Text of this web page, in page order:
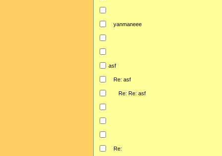
yanmaneee
asf
Re: asf
Re: Re: asf
Re: